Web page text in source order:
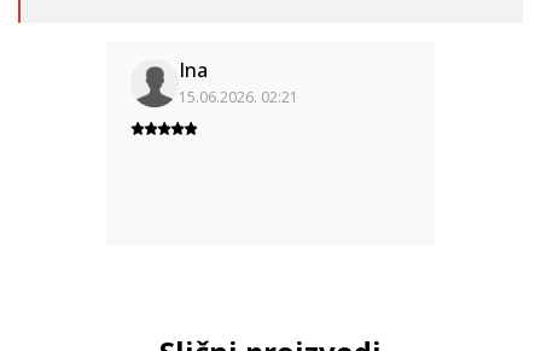
Ina
15.06.2026. 02:21